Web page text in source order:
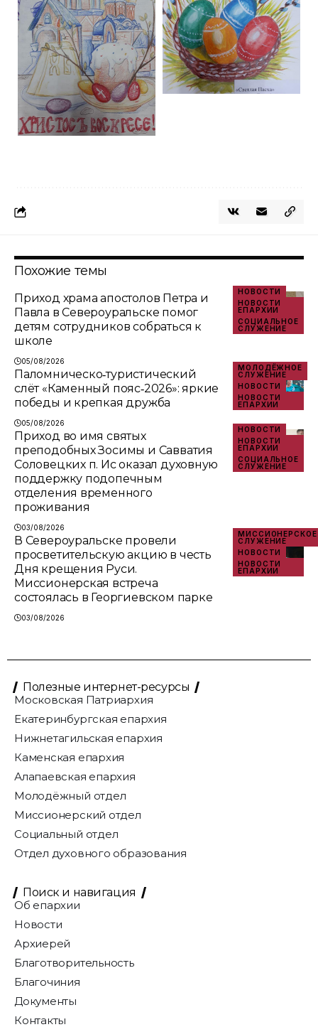
Похожие темы
НОВОСТИ
НОВОСТИ
ЕПАРХИИ
СОЦИАЛЬНОЕ
СЛУЖЕНИЕ
Приход храма апостолов Петра и
Павла в Североуральске помог
детям сотрудников собраться к
школе
05/08/2026
МОЛОДЁЖНОЕ
СЛУЖЕНИЕ
НОВОСТИ
НОВОСТИ
ЕПАРХИИ
Паломническо‑туристический
слёт «Каменный пояс‑2026»: яркие
победы и крепкая дружба
05/08/2026
НОВОСТИ
НОВОСТИ
ЕПАРХИИ
СОЦИАЛЬНОЕ
СЛУЖЕНИЕ
Приход во имя святых
преподобных Зосимы и Савватия
Соловецких п. Ис оказал духовную
поддержку подопечным
отделения временного
проживания
03/08/2026
МИССИОНЕРСКОЕ
СЛУЖЕНИЕ
НОВОСТИ
НОВОСТИ
ЕПАРХИИ
В Североуральске провели
просветительскую акцию в честь
Дня крещения Руси.
Миссионерская встреча
состоялась в Георгиевском парке
03/08/2026
Полезные интернет-ресурсы
Московская Патриархия
Екатеринбургская епархия
Нижнетагильская епархия
Каменская епархия
Алапаевская епархия
Молодёжный отдел
Миссионерский отдел
Социальный отдел
Отдел духовного образования
Поиск и навигация
Об епархии
Новости
Архиерей
Благотворительность
Благочиния
Документы
Контакты